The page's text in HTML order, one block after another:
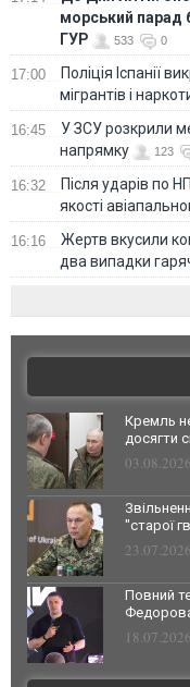
морський парад
ГУР
533 0
17:00
Поліція Іспанії
мігрантів і
16:45
У ЗСУ розкрили
напрямку
123
16:32
Після ударів по
якості
16:16
Жертв вкусили
два випадки
Кремль
досягти
"старої
Повний